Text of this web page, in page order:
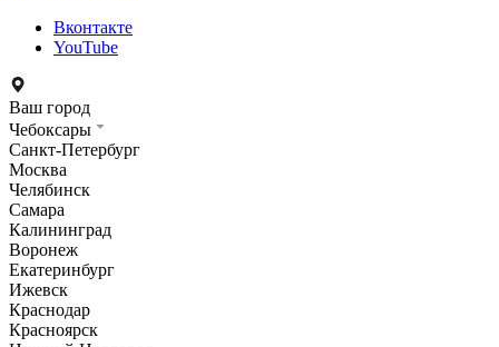
Вконтакте
YouTube
Ваш город
Чебоксары
Санкт-Петербург
Москва
Челябинск
Самара
Калининград
Воронеж
Екатеринбург
Ижевск
Краснодар
Красноярск